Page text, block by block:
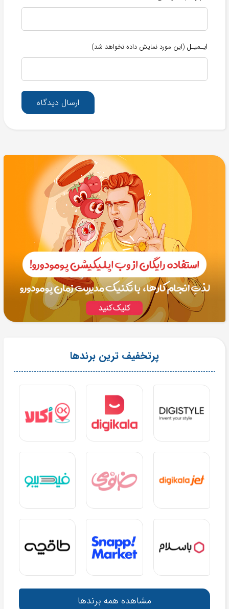
ایـمیـل (این مورد نمایش داده نخواهد شد)
ارسال دیدگاه
پرتخفیف ترین برندها
مشاهده همه برندها